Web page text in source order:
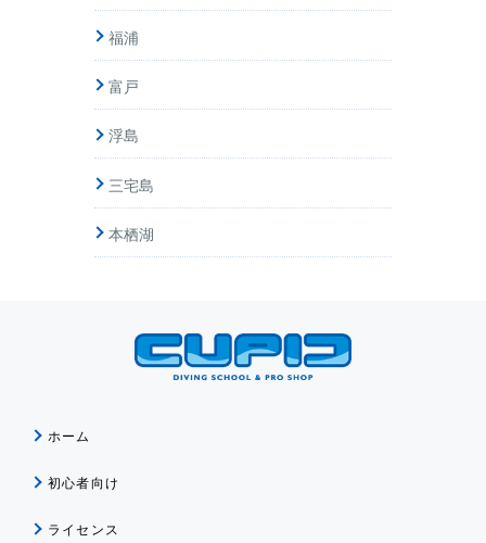
福浦
富戸
浮島
三宅島
本栖湖
ホーム
初心者向け
ライセンス